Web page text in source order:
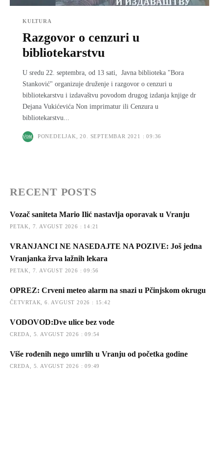
KULTURA
Razgovor o cenzuri u
bibliotekarstvu
U sredu 22. septembra, od 13 sati, Javna biblioteka "Bora
Stanković" organizuje druženje i razgovor o cenzuri u
bibliotekarstvu i izdavaštvu povodom drugog izdanja knjige dr
Dejana Vukićevića Non imprimatur ili Cenzura u
bibliotekarstvu...
PONEDELJAK, 20. SEPTEMBAR 2021 : 09:36
RECENT POSTS
Vozač saniteta Mario Ilić nastavlja oporavak u Vranju
PETAK, 7. AVGUST 2026 : 14:21
VRANJANCI NE NASEDAJTE NA POZIVE: Još jedna
Vranjanka žrva lažnih lekara
PETAK, 7. AVGUST 2026 : 09:56
OPREZ: Crveni meteo alarm na snazi u Pčinjskom okrugu
ČETVRTAK, 6. AVGUST 2026 : 15:42
VODOVOD:Dve ulice bez vode
CREDA, 5. AVGUST 2026 : 09:54
Više rođenih nego umrlih u Vranju od početka godine
CREDA, 5. AVGUST 2026 : 09:49